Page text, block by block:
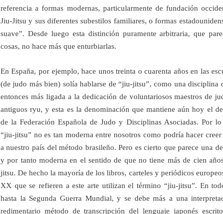
referencia a formas modernas, particularmente de fundación
Jiu-Jitsu y sus diferentes subestilos familiares, o formas
suave”. Desde luego esta distinción puramente arbitraria, que
cosas, no hace más que enturbiarlas.
En España, por ejemplo, hace unos treinta o cuarenta años en las
(de judo más bien) solía hablarse de “jiu-jitsu”, como una disciplina
entonces más ligada a la dedicación de voluntariosos maestros de
antiguos ryu, y esta es la denominación que mantiene aún hoy el
de la Federación Española de Judo y Disciplinas Asociadas. Por
“jiu-jitsu” no es tan moderna entre nosotros como podría hacer
a nuestro país del método brasileño. Pero es cierto que parece una
y por tanto moderna en el sentido de que no tiene más de cien
jitsu. De hecho la mayoría de los libros, carteles y periódicos
XX que se refieren a este arte utilizan el término “jiu-jitsu”. En
hasta la Segunda Guerra Mundial, y se debe más a una
redimentario método de transcripción del lenguaje japonés